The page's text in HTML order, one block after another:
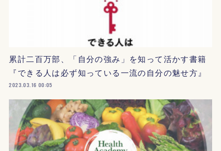
累計二百万部、「自分の強み」を知って活かす書籍
『できる人は必ず知っている一流の自分の魅せ方』
2023.03.16 00:05